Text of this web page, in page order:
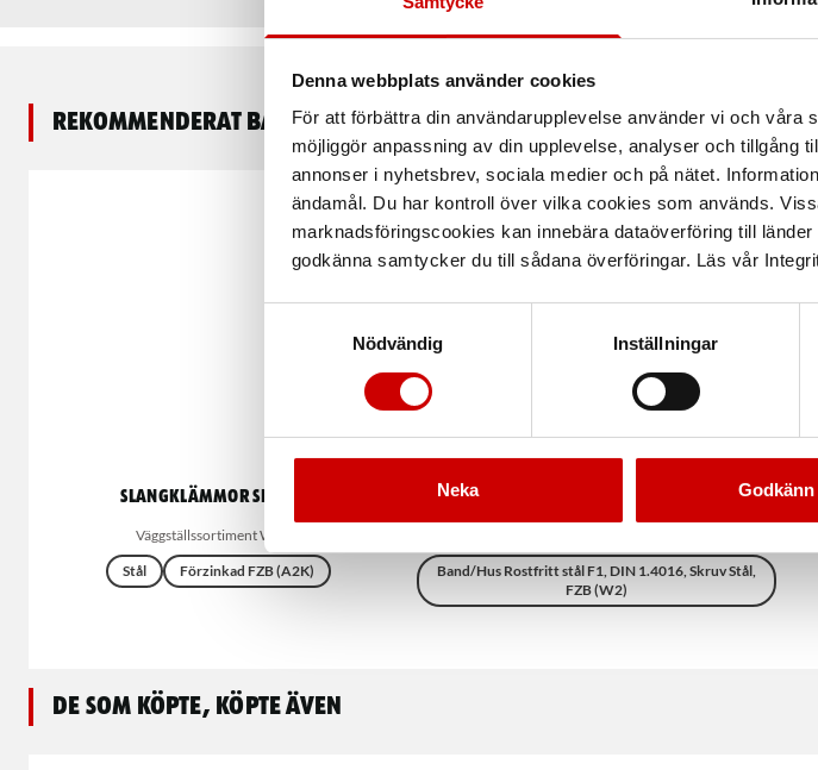
Denna webbplats använder cookies
För att förbättra din användarupplevelse använder vi och
möjliggör anpassning av din upplevelse, analyser och tillgång
annonser i nyhetsbrev, sociala medier och på nätet.
ändamål. Du har kontroll över vilka cookies som används.
marknadsföringscookies kan innebära dataöverföring till
godkänna samtycker du till sådana överföringar. Läs vår
Nödvändig
Inställningar
Neka
Rekommenderat baserat på vald produkt
Slangklämmor SRT MPC
Väggställssortiment Würth
Stål
Förzinkad FZB (A2K)
Väggställ 9 mm Slangklämma
Band/Hus Rostfritt stål F1, DIN 1.4016, Skruv Stål,
FZB (W2)
De som köpte, köpte även